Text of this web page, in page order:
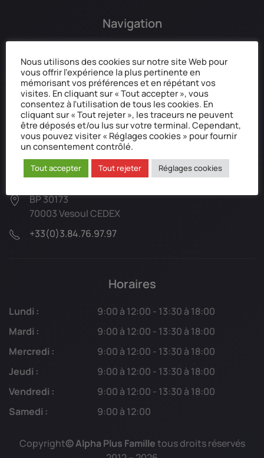
Navigation
Qui sommes-nous ?
Mentions légales
Données personnelles
Réclamation / Médiation
Coordonnées postale
BP 30173
70003 Vesoul CEDEX
+33(0)3.84.76.97.97
Horaires
Lundi :
9:00 à 12:00 - 13:30 à 18:00
Mardi :
9:00 à 12:00 - 13:30 à 18:00
Mercredi :
9:00 à 12:00 - 13:30 à 18:00
Jeudi :
9:00 à 12:00 - 13:30 à 18:00
Vendredi :
9:00 à 12:00 - 13:30 à 18:00
Samedi :
9:00 à 12:00
Copyright© Alpha Plus Familletous droits réservés
Nous utilisons des cookies sur notre site Web pour
vous offrir l'expérience la plus pertinente en
mémorisant vos préférences et en répétant vos
visites. En cliquant sur « Tout accepter », vous
consentez à l'utilisation de tous les cookies. En
cliquant sur « Tout rejeter », les traceurs ne peuvent
être déposés et/ou lus sur votre terminal. Cependant,
vous pouvez visiter « Réglages cookies » pour fournir
un consentement contrôlé.
Tout accepter Tout rejeter Réglages cookies